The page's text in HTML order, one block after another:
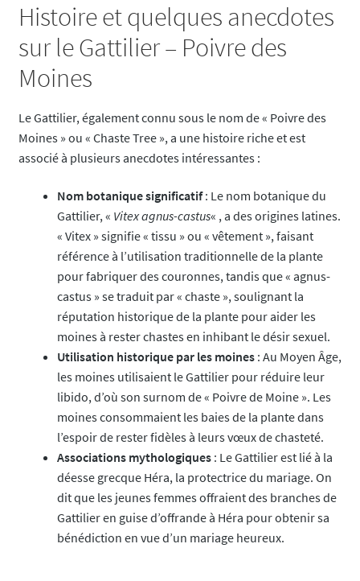
Histoire et quelques anecdotes
sur le Gattilier – Poivre des
Moines
Le Gattilier, également connu sous le nom de « Poivre des
Moines » ou « Chaste Tree », a une histoire riche et est
associé à plusieurs anecdotes intéressantes :
Nom botanique significatif: Le nom botanique du
Gattilier, « Vitex agnus-castus« , a des origines latines.
« Vitex » signifie « tissu » ou « vêtement », faisant
référence à l’utilisation traditionnelle de la plante
pour fabriquer des couronnes, tandis que « agnus-
castus » se traduit par « chaste », soulignant la
réputation historique de la plante pour aider les
moines à rester chastes en inhibant le désir sexuel.
Utilisation historique par les moines: Au Moyen Âge,
les moines utilisaient le Gattilier pour réduire leur
libido, d’où son surnom de « Poivre de Moine ». Les
moines consommaient les baies de la plante dans
l’espoir de rester fidèles à leurs vœux de chasteté.
Associations mythologiques: Le Gattilier est lié à la
déesse grecque Héra, la protectrice du mariage. On
dit que les jeunes femmes offraient des branches de
Gattilier en guise d’offrande à Héra pour obtenir sa
bénédiction en vue d’un mariage heureux.